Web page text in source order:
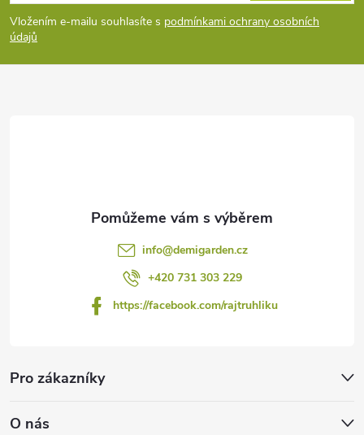
p
a
Vložením e-mailu souhlasíte s podmínkami ochrany osobních
údajů
info@demigarden.cz
+420 731 303 229
https://facebook.com/rajtruhliku
Pro zákazníky
O nás